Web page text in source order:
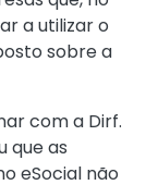
a utilizar o
sobre a
com a Dirf.
que as
eSocial não